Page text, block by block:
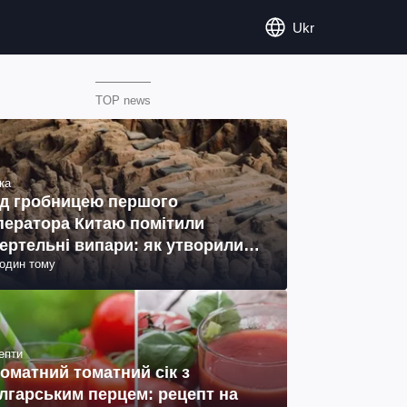
Ukr
TOP news
гробницею першого
Китаю помітили
випари: як утворились
тому
томатний сік з
перцем: рецепт на